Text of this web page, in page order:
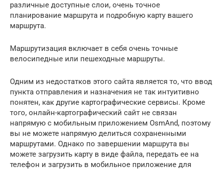
различные доступные слои, очень точное
планирование маршрута и подробную карту вашего
маршрута.
Маршрутизация включает в себя очень точные
велосипедные или пешеходные маршруты.
Одним из недостатков этого сайта является то, что ввод
пункта отправления и назначения не так интуитивно
понятен, как другие картографические сервисы. Кроме
того, онлайн-картографический сайт не связан
напрямую с мобильным приложением OsmAnd, поэтому
вы не можете напрямую делиться сохраненными
маршрутами. Однако по завершении маршрута вы
можете загрузить карту в виде файла, передать ее на
телефон и загрузить в мобильное приложение для